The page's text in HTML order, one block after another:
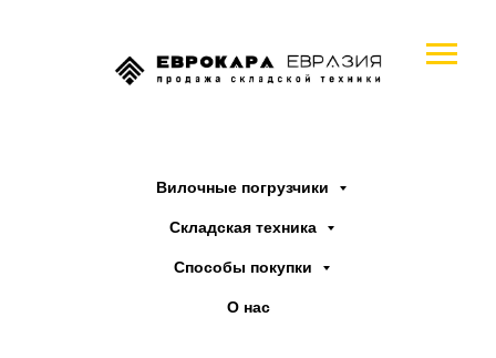
Вилочные погрузчики
Складская техника
Способы покупки
О нас